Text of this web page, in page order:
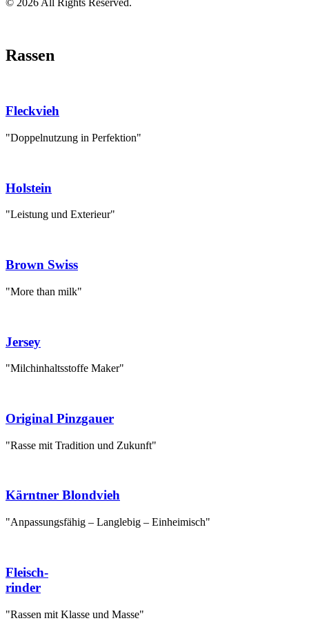
Rassen
Fleckvieh
"Doppelnutzung in Perfektion"
Holstein
"Leistung und Exterieur"
Brown Swiss
"More than milk"
Jersey
"Milchinhaltsstoffe Maker"
Original Pinzgauer
"Rasse mit Tradition und Zukunft"
Kärntner Blondvieh
"Anpassungsfähig – Langlebig – Einheimisch"
Fleisch-
rinder
"Rassen mit Klasse und Masse"